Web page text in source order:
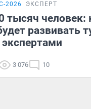
2026 ЭКСПЕРТ
тысяч человек:
развивать
3 076 10